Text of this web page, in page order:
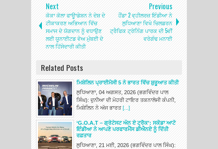
Next
ਕੋਕਾ ਕੋਲਾ ਫਾਊਾਡੇਸ਼ਨ ਨੇ ਦੇਸ਼ ਦੇ
ਟੀਕਾਕਰਣ ਅਭਿਆਨ ਵਿੱਚ
ਸਮਾਜ ਦੇ ਯੋਗਦਾਨ ਨੂੰ ਵਧਾਉਣ
ਲਈ ਯੂਨਾਈਟਡ ਵੇਅ ਮੁੰਬਈ ਦੇ
ਨਾਲ ਹਿੱਸੇਦਾਰੀ ਕੀਤੀ
Previous
ਹੌਂਡਾ 2 ਵ੍ਹੀਲਰਜ਼ ਇੰਡੀਆ ਨੇ
ਲੁਧਿਆਣਾ ਵਿਖੇ ਚਿਲਡਰਨ
ਟ੍ਰੈਫਿਕ ਟ੍ਰੇਨਿੰਗ ਪਾਰਕ ਦੀ 5ਵੀਂ
ਵਰੇਗੰਢ ਮਨਾਈ
Related Posts
ਮਿਸ਼ੇਲਿਨ ਪ੍ਰਾਈਮੈਸੀ 5 ਨੇ ਭਾਰਤ ਵਿੱਚ ਸ਼ੁਰੂਆਤ ਕੀਤੀ
ਲੁਧਿਆਣਾ, 04 ਅਗਸਤ, 2026 (ਭਗਵਿੰਦਰ ਪਾਲ
ਸਿੰਘ): ਦੁਨੀਆ ਦੀ ਮੋਹਰੀ ਟਾਇਰ ਤਕਨਾਲੋਜੀ ਕੰਪਨੀ,
ਮਿਸ਼ੇਲਿਨ ਨੇ ਅੱਜ ਭਾਰਤ [...]
‘G.O.A.T – ਗ੍ਰੇਟੇਸਟ ਔਨ ਏ ਟ੍ਰੈਕ’: ਸਕੋਡਾ ਆਟੋ
ਇੰਡੀਆ ਨੇ ਆਪਣੇ ਪਰਫਾਰਮੈਂਸ ਡੀਐਨਏ ਨੂੰ ਦਿੱਤੀ
ਰਫ਼ਤਾਰ
ਲੁਧਿਆਣਾ, 21 ਮਈ, 2026 (ਭਗਵਿੰਦਰ ਪਾਲ ਸਿੰਘ):